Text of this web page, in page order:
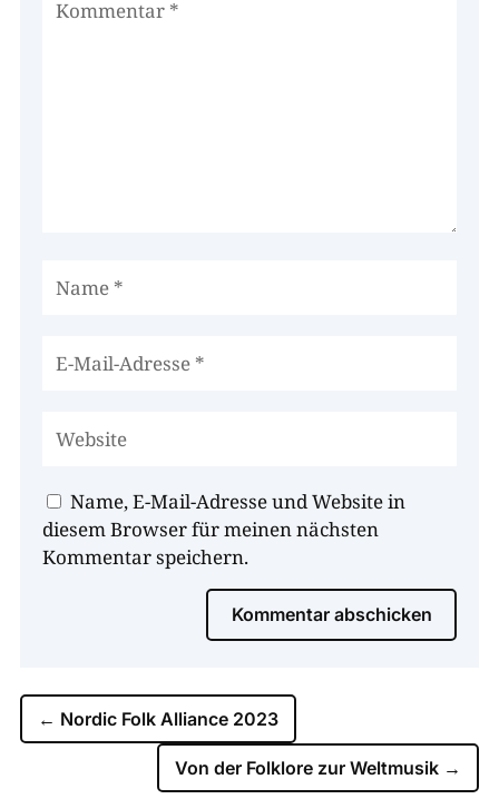
Name, E-Mail-Adresse und Website in
diesem Browser für meinen nächsten
Kommentar speichern.
Kommentar abschicken
← Nordic Folk Alliance 2023
Von der Folklore zur Weltmusik →